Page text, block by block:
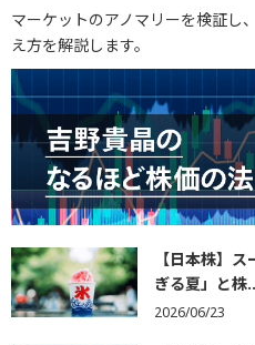
マーケットのアノマリーを検証し
え方を解説します。
【日本株】
ぎる夏」と株
2026/06/23